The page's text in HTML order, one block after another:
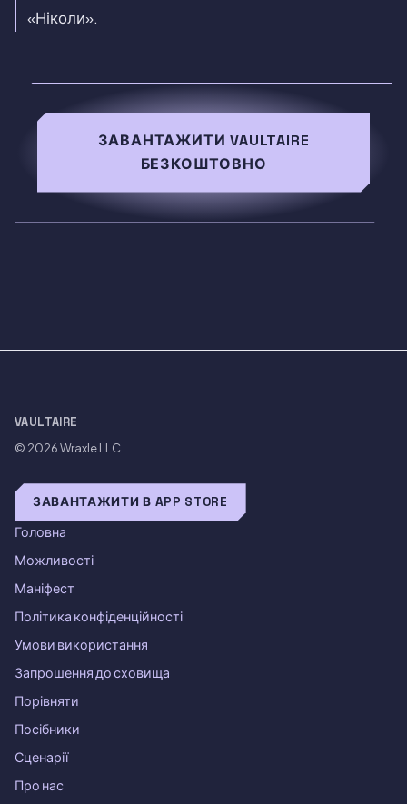
«Ніколи».
ЗАВАНТАЖИТИ VAULTAIRE
БЕЗКОШТОВНО
VAULTAIRE
© 2026Wraxle LLC
ЗАВАНТАЖИТИ В APP STORE
Головна
Можливості
Маніфест
Політика конфіденційності
Умови використання
Запрошення до сховища
Порівняти
Посібники
Сценарії
Про нас